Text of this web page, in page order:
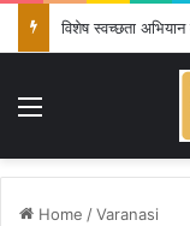
Menu
Home /Varanasi